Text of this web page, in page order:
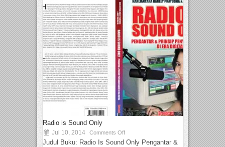
Radio is Sound Only
Jul 10, 2014 Comments Off
Judul Buku: Radio Is Sound Only Pengantar &